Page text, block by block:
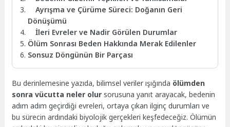
Ayrışma ve Çürüme Süreci: Doğanın Geri
Dönüşümü
İleri Evreler ve Nadir Görülen Durumlar
Ölüm Sonrası Beden Hakkında Merak Edilenler
Sonsuz Döngünün Bir Parçası
Bu derinlemesine yazıda, bilimsel veriler ışığında ölümden
sonra vücutta neler olur sorusuna yanıt arayacak, bedenin
adım adım geçirdiği evreleri, ortaya çıkan ilginç durumları ve
bu sürecin ardındaki biyolojik gerçekleri keşfedeceğiz. Ölümün